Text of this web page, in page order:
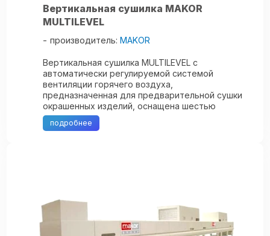
Вертикальная сушилка MAKOR
MULTILEVEL
производитель:MAKOR
Вертикальная сушилка MULTILEVEL с
автоматически регулируемой системой
вентиляции горячего воздуха,
предназначенная для предварительной сушки
окрашенных изделий, оснащена шестью
лотками, каждый с транспортерной лентой.
Лотки могут перемещаться в ...
подробнее